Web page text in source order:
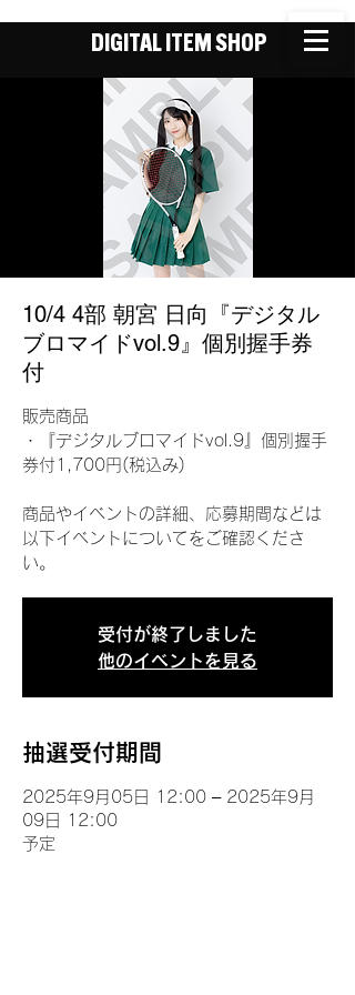
DIGITAL ITEM SHOP
10/4 4部 朝宮 日向『デジタル
ブロマイドvol.9』個別握手券
付
販売商品
・『デジタルブロマイドvol.9』個別握手
券付1,700円(税込み)
商品やイベントの詳細、応募期間などは
以下イベントについてをご確認くださ
い。
受付が終了しました
他のイベントを見る
抽選受付期間
2025年9月05日 12:00 – 2025年9月
09日 12:00
予定